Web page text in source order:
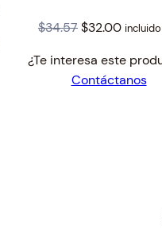
$34.57Original
was:
$34.57.
$32.00
is:
$32.00.
¿Te interesa este
Contáctanos